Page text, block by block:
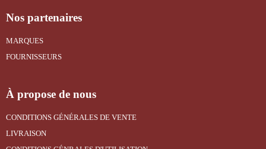
Nos partenaires
MARQUES
FOURNISSEURS
À propose de nous
CONDITIONS GÉNÉRALES DE VENTE
LIVRAISON